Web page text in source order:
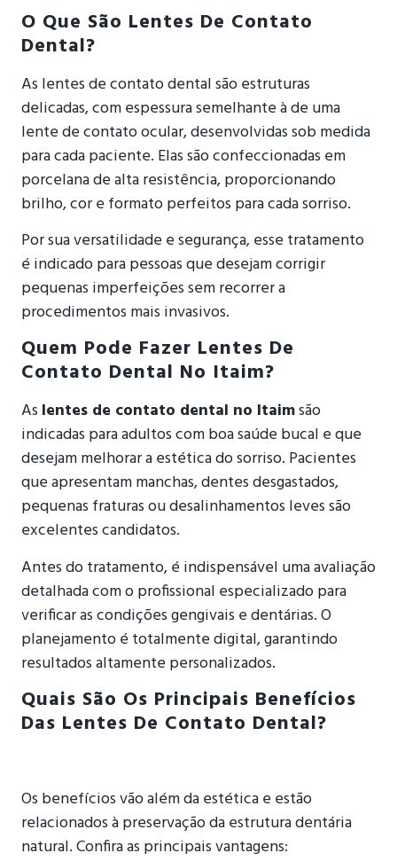
O Que São Lentes De Contato
Dental?
As lentes de contato dental são estruturas
delicadas, com espessura semelhante à de uma
lente de contato ocular, desenvolvidas sob medida
para cada paciente. Elas são confeccionadas em
porcelana de alta resistência, proporcionando
brilho, cor e formato perfeitos para cada sorriso.
Por sua versatilidade e segurança, esse tratamento
é indicado para pessoas que desejam corrigir
pequenas imperfeições sem recorrer a
procedimentos mais invasivos.
Quem Pode Fazer Lentes De
Contato Dental No Itaim?
As lentes de contato dental no Itaimsão
indicadas para adultos com boa saúde bucal e que
desejam melhorar a estética do sorriso. Pacientes
que apresentam manchas, dentes desgastados,
pequenas fraturas ou desalinhamentos leves são
excelentes candidatos.
Antes do tratamento, é indispensável uma avaliação
detalhada com o profissional especializado para
verificar as condições gengivais e dentárias. O
planejamento é totalmente digital, garantindo
resultados altamente personalizados.
Quais São Os Principais Benefícios
Das Lentes De Contato Dental?
Os benefícios vão além da estética e estão
relacionados à preservação da estrutura dentária
natural. Confira as principais vantagens: